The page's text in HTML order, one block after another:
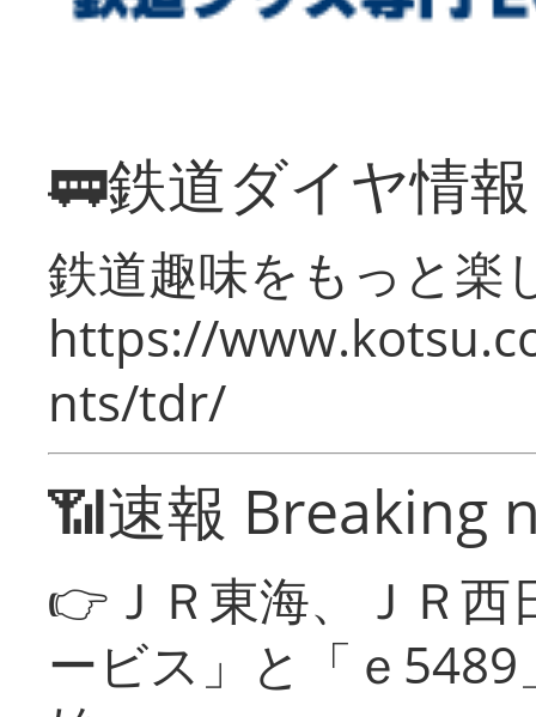
🚃鉄道ダイヤ情
鉄道趣味をもっと楽
https://
nts/tdr/
📶速報 Breaking
👉ＪＲ東海、ＪＲ
ービス」と「ｅ